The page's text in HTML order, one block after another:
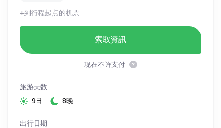
+到行程起点的机票
索取資訊
现在不许支付
旅游天数
9日
8晚
出行日期